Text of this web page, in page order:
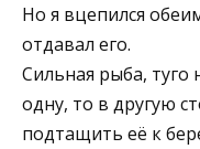
Но я вцепился
отдавал его.
Сильная рыба, туго
одну, то в другую
подтащить её к